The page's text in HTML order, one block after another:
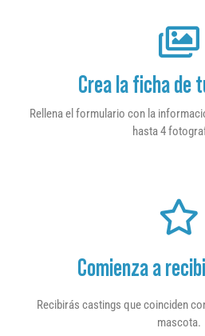
Crea la ficha de
Rellena el formulario con la
hasta 4
Comienza a
Recibirás castings que coinciden
mascota.